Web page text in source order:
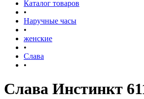
Каталог товаров
•
Наручные часы
•
женские
•
Слава
•
Слава Инстинкт